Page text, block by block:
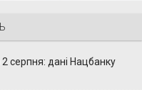
серпня: дані Нацбанку